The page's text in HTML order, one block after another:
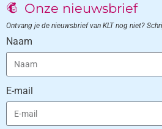
Onze nieuwsbrief
Ontvang je de nieuwsbrief van KLT nog niet?
Naam
E-mail